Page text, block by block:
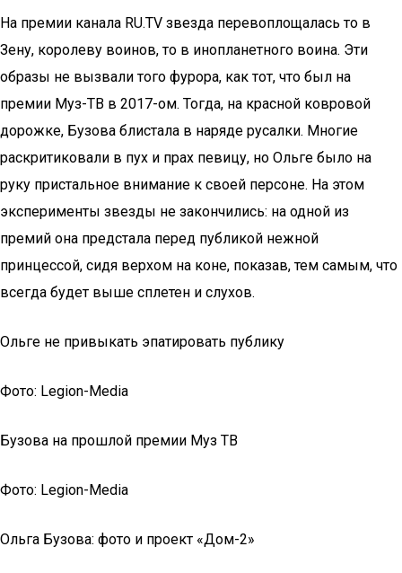
На премии канала RU.TV звезда перевоплощалась то в
Зену, королеву воинов, то в инопланетного воина. Эти
образы не вызвали того фурора, как тот, что был на
премии Муз-ТВ в 2017-ом. Тогда, на красной ковровой
дорожке, Бузова блистала в наряде русалки. Многие
раскритиковали в пух и прах певицу, но Ольге было на
руку пристальное внимание к своей персоне. На этом
эксперименты звезды не закончились: на одной из
премий она предстала перед публикой нежной
принцессой, сидя верхом на коне, показав, тем самым, что
всегда будет выше сплетен и слухов.
Ольге не привыкать эпатировать публику
Фото: Legion-Media
Бузова на прошлой премии Муз ТВ
Фото: Legion-Media
Ольга Бузова: фото и проект «Дом-2»